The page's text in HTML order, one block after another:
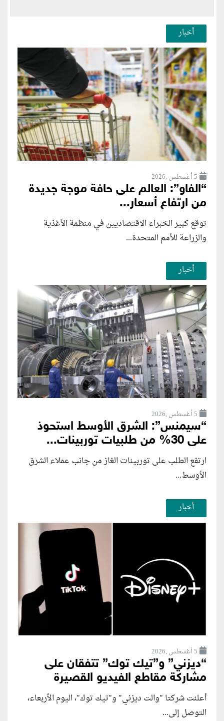
أخبار
5 أغسطس ,2026
“الفاو”: العالم على حافة موجة جديدة
من ارتفاع أسعار...
توقع كبير الخبراء الاقتصاديين في منظمة الأغذية
والزراعة للأمم المتحدة...
أخبار
5 أغسطس ,2026
“سيمنس”: الشرق الأوسط استحوذ
على 30% من طلبيات توربينات...
ارتفع الطلب على توربينات الغاز من جانب عملاء الشرق
الأوسط...
أخبار
5 أغسطس ,2026
“ديزني” و”تيك توك” تتفقان على
مشاركة مقاطع الفيديو القصيرة
أعلنت شركتا "والت ديزني" و"تيك توك"، اليوم الأربعاء،
التوصل إلى...